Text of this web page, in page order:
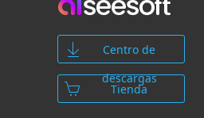
Centro de
descargas
Tienda